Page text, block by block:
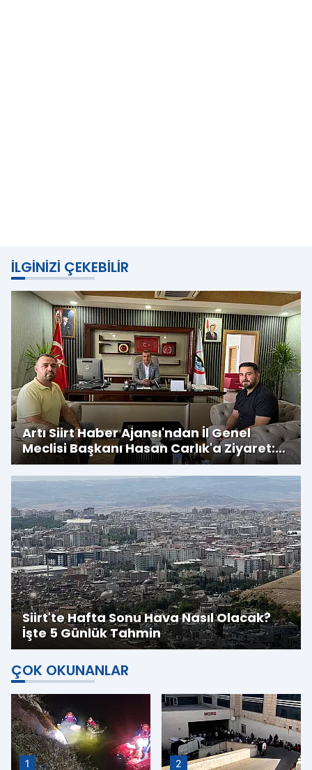
İLGINIZI ÇEKEBILIR
Artı Siirt Haber Ajansı'ndan İl Genel
Meclisi Başkanı Hasan Carlık'a Ziyaret:
Kırsala Yapılan Yatırımlar
Değerlendirildi
Siirt'te Hafta Sonu Hava Nasıl Olacak?
İşte 5 Günlük Tahmin
ÇOK OKUNANLAR
1 2